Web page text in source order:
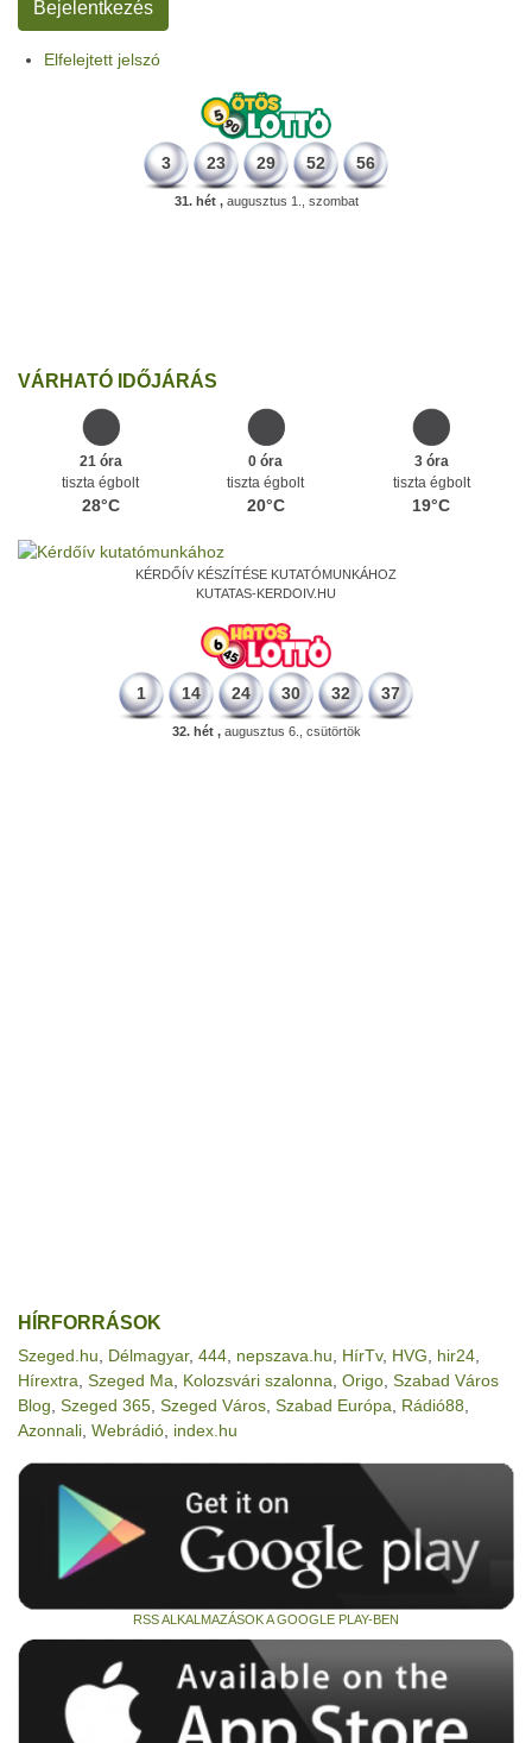
Elfelejtett jelszó
3 23 29 52 56
31. hét ,augusztus 1., szombat
VÁRHATÓ IDŐJÁRÁS
21 óra
tiszta égbolt
28°C
0 óra
tiszta égbolt
20°C
3 óra
tiszta égbolt
19°C
KÉRDŐÍV KÉSZÍTÉSE KUTATÓMUNKÁHOZ
KUTATAS-KERDOIV.HU
1 14 24 30 32 37
32. hét ,augusztus 6., csütörtök
HÍRFORRÁSOK
Szeged.hu Délmagyar, 444 nepszava.hu HírTv, HVG hir24
Hírextra Szeged Ma Kolozsvári szalonna Origo Szabad Város
Blog Szeged 365 Szeged Város Szabad Európa Rádió88
Azonnali Webrádió index.hu
RSS ALKALMAZÁSOK A GOOGLE PLAY-BEN